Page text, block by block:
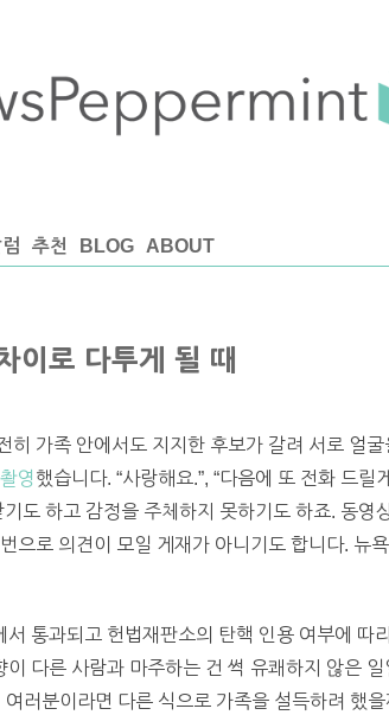
추천 BLOG ABOUT
이로 다투게 될 때
히 가족 안에서도 지지한 후보가 갈려 서로 얼
영 했습니다. “사랑해요.”, “다음에 또 전화 드릴
도 하고 감정을 주체하지 못하기도 하죠. 동영
으로 의견이 모일 게재가 아니기도 합니다. 뉴
통과되고 헌법재판소의 탄핵 인용 여부에 따
다른 사람과 마주하는 건 썩 유쾌하지 않은
러분이라면 다른 식으로 가족을 설득하려 했